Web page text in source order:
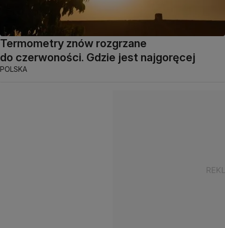
Termometry znów rozgrzane
do czerwoności. Gdzie jest najgoręcej
POLSKA